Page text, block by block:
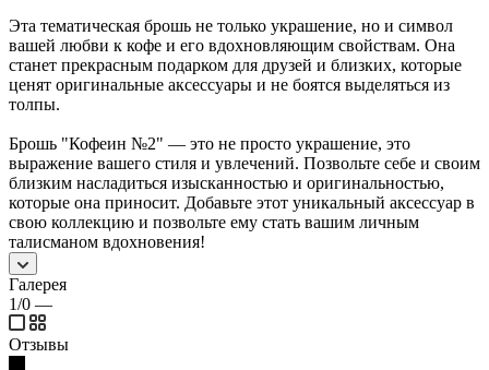
Эта тематическая брошь не только украшение, но и символ
вашей любви к кофе и его вдохновляющим свойствам. Она
станет прекрасным подарком для друзей и близких, которые
ценят оригинальные аксессуары и не боятся выделяться из
толпы.
Брошь "Кофеин №2" — это не просто украшение, это
выражение вашего стиля и увлечений. Позвольте себе и своим
близким насладиться изысканностью и оригинальностью,
которые она приносит. Добавьте этот уникальный аксессуар в
свою коллекцию и позвольте ему стать вашим личным
талисманом вдохновения!
Галерея
1/0 —
Отзывы